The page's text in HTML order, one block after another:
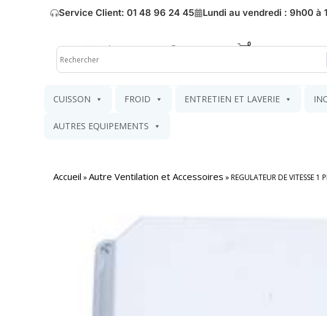
Service Client: 01 48 96 24 45 Lundi au vendredi : 9h00 à
Mon compte Mon panier
CUISSON FROID ENTRETIEN ET LAVERIE
AUTRES EQUIPEMENTS
Accueil »Autre Ventilation et Accessoires »REGULATEUR DE VITESSE 1